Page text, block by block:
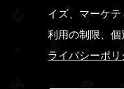
イズ、マーケ
利用の制限、
ライバシーポリ